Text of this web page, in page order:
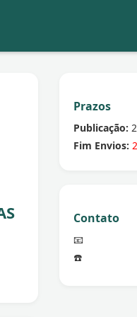
Prazos
Publicação:
Fim Envios:
Contato
📧
☎️